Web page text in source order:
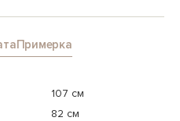
Примерка
107 см
82 см